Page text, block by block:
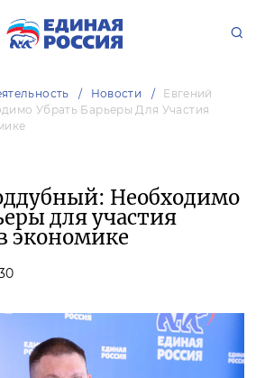
Новости
Евгений
Убрать Барьеры Для Участия
Необходимо
для участия
экономике